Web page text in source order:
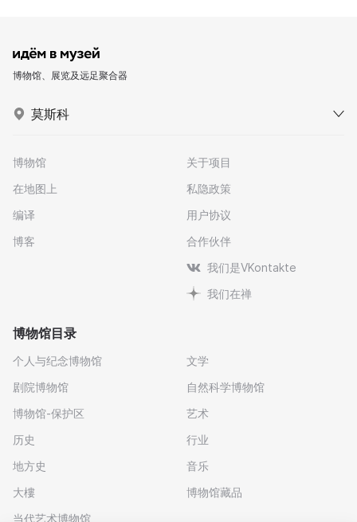
博物馆、展览及远足聚合器
莫斯科
博物馆
在地图上
编译
博客
关于项目
私隐政策
用户协议
合作伙伴
我们是VKontakte
我们在禅
博物馆目录
个人与纪念博物馆
剧院博物馆
博物馆-保护区
历史
地方史
大樓
当代艺术博物馆
文学
自然科学博物馆
艺术
行业
音乐
博物馆藏品